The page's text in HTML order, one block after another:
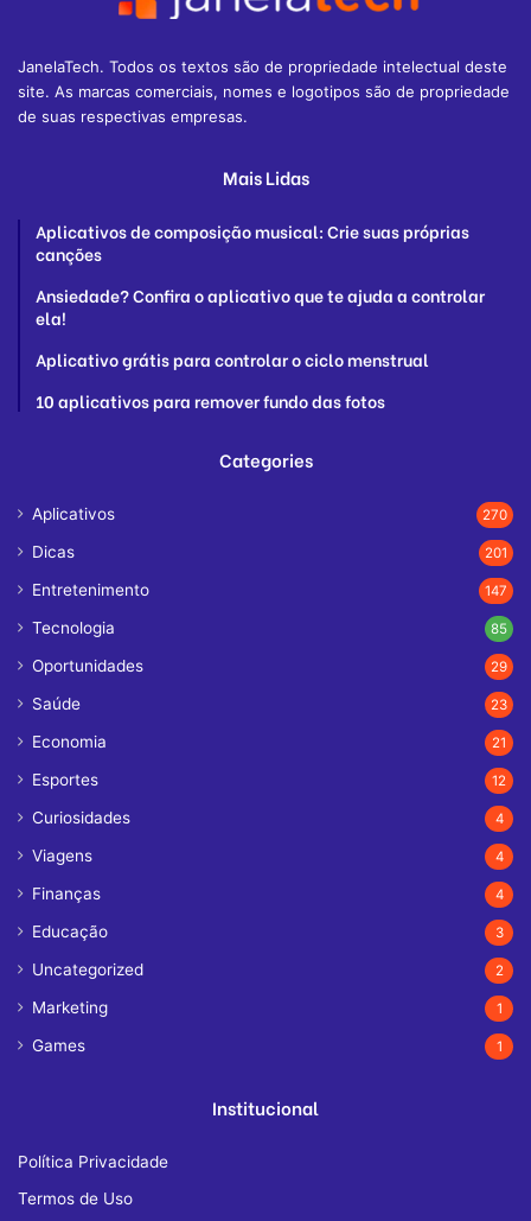
JanelaTech. Todos os textos são de propriedade intelectual deste
site. As marcas comerciais, nomes e logotipos são de propriedade
de suas respectivas empresas.
Mais Lidas
Aplicativos de composição musical: Crie suas próprias
canções
Ansiedade? Confira o aplicativo que te ajuda a controlar
ela!
Aplicativo grátis para controlar o ciclo menstrual
10 aplicativos para remover fundo das fotos
Categories
Aplicativos 270
Dicas 201
Entretenimento 147
Tecnologia 85
Oportunidades 29
Saúde 23
Economia 21
Esportes 12
Curiosidades 4
Viagens 4
Finanças 4
Educação 3
Uncategorized 2
Marketing 1
Games 1
Institucional
Política Privacidade
Termos de Uso